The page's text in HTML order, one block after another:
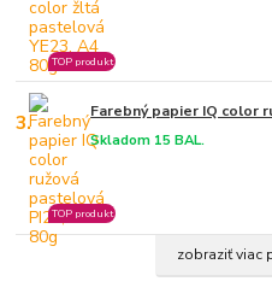
TOP produkt
3. Farebný papier IQ color
Skladom 15 BAL.
TOP produkt
zobraziť viac